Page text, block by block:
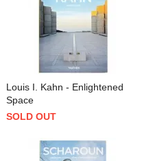
Louis I. Kahn - Enlightened
Space
SOLD OUT